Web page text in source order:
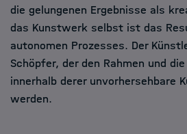
die gelungenen Ergebnisse als
das Kunstwerk selbst ist das
autonomen Prozesses. Der
Schöpfer, der den Rahmen und
innerhalb derer unvorhersehbare
werden.